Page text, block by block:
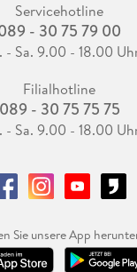
Servicehotline
- 30 75 79 00
- Sa. 9.00 - 18.00
Filialhotline
089 - 30 75 75 75
- Sa. 9.00 - 18.00
Sie unsere App